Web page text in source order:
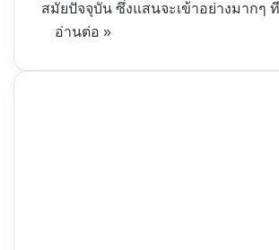
สมัยปัจจุบัน ซึ่งแสนจะเข้าอย่างมากๆ ที
อ่านต่อ »